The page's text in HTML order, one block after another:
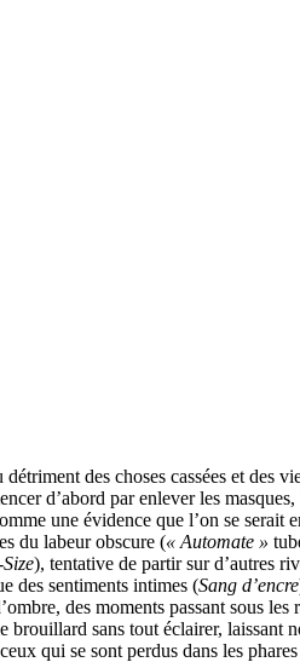
des choses cassées et des
d’abord par enlever les
une évidence que l’on se serait
du labeur obscure (« Automate »
), tentative de partir sur d’autres
des sentiments intimes (Sang d’encre
des moments passant sous les
brouillard sans tout éclairer, laissant
qui se sont perdus dans les